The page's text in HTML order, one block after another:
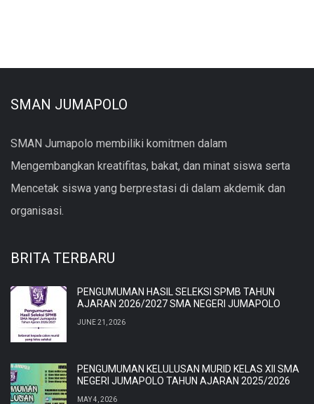
SMAN JUMAPOLO
SMAN Jumapolo membiliki komitmen dalam
Mengembangkan kreatifitas, bakat, dan minat siswa serta
Mencetak siswa yang berprestasi di dalam akdemik dan
organisasi.
BRITA TERBARU
PENGUMUMAN HASIL SELEKSI SPMB TAHUN
AJARAN 2026/2027 SMA NEGERI JUMAPOLO
JUNE 21, 2026
PENGUMUMAN KELULUSAN MURID KELAS XII SMA
NEGERI JUMAPOLO TAHUN AJARAN 2025/2026
MAY 4, 2026